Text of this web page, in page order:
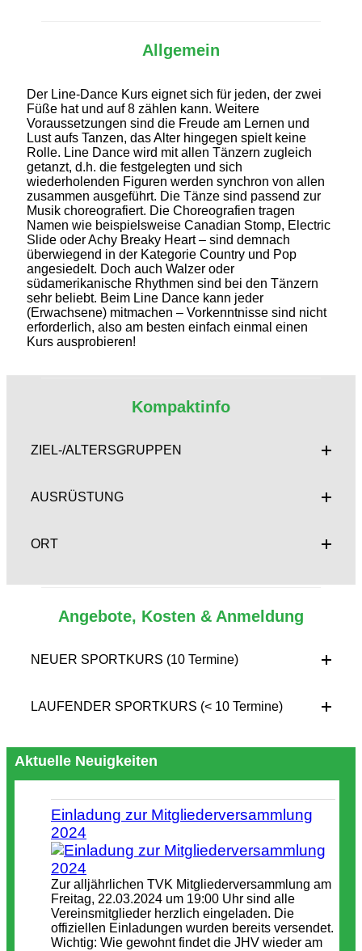
Allgemein
Der Line-Dance Kurs eignet sich für jeden, der zwei
Füße hat und auf 8 zählen kann. Weitere
Voraussetzungen sind die Freude am Lernen und
Lust aufs Tanzen, das Alter hingegen spielt keine
Rolle. Line Dance wird mit allen Tänzern zugleich
getanzt, d.h. die festgelegten und sich
wiederholenden Figuren werden synchron von allen
zusammen ausgeführt. Die Tänze sind passend zur
Musik choreografiert. Die Choreografien tragen
Namen wie beispielsweise Canadian Stomp, Electric
Slide oder Achy Breaky Heart – sind demnach
überwiegend in der Kategorie Country und Pop
angesiedelt. Doch auch Walzer oder
südamerikanische Rhythmen sind bei den Tänzern
sehr beliebt. Beim Line Dance kann jeder
(Erwachsene) mitmachen – Vorkenntnisse sind nicht
erforderlich, also am besten einfach einmal einen
Kurs ausprobieren!
Kompaktinfo
ZIEL-/ALTERSGRUPPEN
AUSRÜSTUNG
ORT
Angebote, Kosten & Anmeldung
NEUER SPORTKURS (10 Termine)
LAUFENDER SPORTKURS (< 10 Termine)
Aktuelle Neuigkeiten
Einladung zur Mitgliederversammlung
2024
Zur alljährlichen TVK Mitgliederversammlung am
Freitag, 22.03.2024 um 19:00 Uhr sind alle
Vereinsmitglieder herzlich eingeladen. Die
offiziellen Einladungen wurden bereits versendet.
Wichtig: Wie gewohnt findet die JHV wieder am